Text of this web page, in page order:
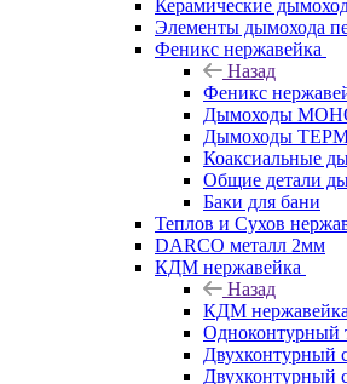
Керамические
Элементы дымохода
Феникс нержавейка
Назад
Феникс
Дымоходы
Дымоходы
Коаксиальные
Общие детали
Баки для бани
Теплов и Сухов
DARCO металл 2мм
КДМ нержавейка
Назад
КДМ нержавейка
Одноконтурный
Двухконтурный
Двухконтурный